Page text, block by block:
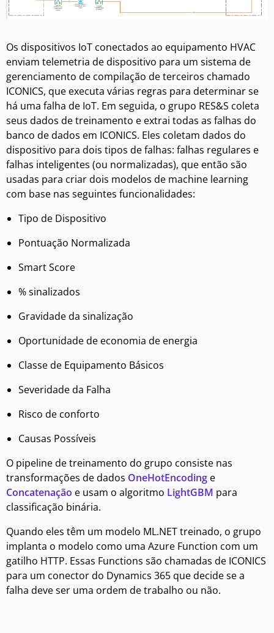
Os dispositivos IoT conectados ao equipamento HVAC
enviam telemetria de dispositivo para um sistema de
gerenciamento de compilação de terceiros chamado
ICONICS, que executa várias regras para determinar se
há uma falha de IoT. Em seguida, o grupo RES&S coleta
seus dados de treinamento e extrai todas as falhas do
banco de dados em ICONICS. Eles coletam dados do
dispositivo para dois tipos de falhas: falhas regulares e
falhas inteligentes (ou normalizadas), que então são
usadas para criar dois modelos de machine learning
com base nas seguintes funcionalidades:
Tipo de Dispositivo
Pontuação Normalizada
Smart Score
% sinalizados
Gravidade da sinalização
Oportunidade de economia de energia
Classe de Equipamento Básicos
Severidade da Falha
Risco de conforto
Causas Possíveis
O pipeline de treinamento do grupo consiste nas
transformações de dados OneHotEncoding e
Concatenação e usam o algoritmo LightGBM para
classificação binária.
Quando eles têm um modelo ML.NET treinado, o grupo
implanta o modelo como uma Azure Function com um
gatilho HTTP. Essas Functions são chamadas de ICONICS
para um conector do Dynamics 365 que decide se a
falha deve ser uma ordem de trabalho ou não.